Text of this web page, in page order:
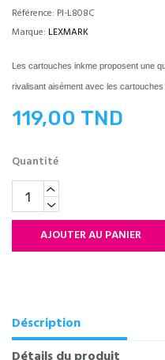
Référence: PI-L808C
Marque: LEXMARK
Les cartouches inkme proposent une
rivalisant aisément avec les cartouches
119,00 TND
Quantité
AJOUTER AU PANIER
Déscription